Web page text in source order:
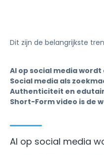
Dit zijn de belangrijkste
AI op social media
Social media als
Authenticiteit en
Short-Form video is de
AI op social media